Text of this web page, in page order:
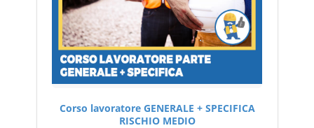
Corso lavoratore GENERALE + SPECIFICA
RISCHIO MEDIO